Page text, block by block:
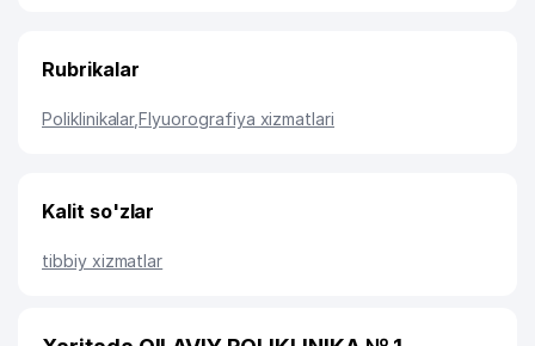
Rubrikalar
Poliklinikalar,Flyuorografiya xizmatlari
Kalit so'zlar
tibbiy xizmatlar